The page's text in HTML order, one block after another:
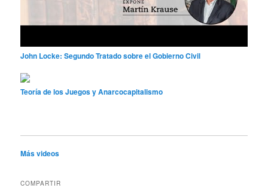
John Locke: Segundo Tratado sobre el Gobierno Civil
Teoría de los Juegos y Anarcocapitalismo
Más videos
COMPARTIR